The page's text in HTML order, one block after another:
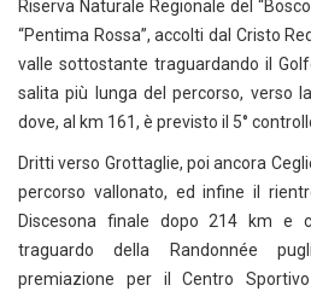
Riserva Naturale Regionale del
“Pentima Rossa”, accolti dal Cristo
valle sottostante traguardando il
salita più lunga del percorso, verso
dove, al km 161, è previsto il 5°
Dritti verso Grottaglie, poi ancora
percorso vallonato, ed infine il
Discesona finale dopo 214 km e
traguardo della Randonnée
premiazione per il Centro